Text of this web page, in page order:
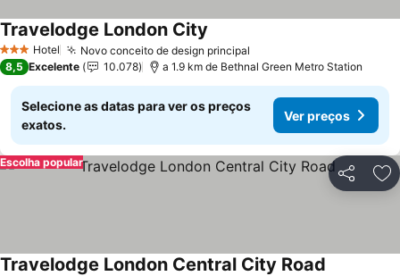
3 EstrelasHotel Novo conceito de design principal
Travelodge London City
8,5 Excelente 10.078 a 1.9 km de Bethnal Green Metro Station
Selecione as datas para ver os preços
exatos.
Ver preços
Partilhar
Escolha popular
Travelodge London Central City Road